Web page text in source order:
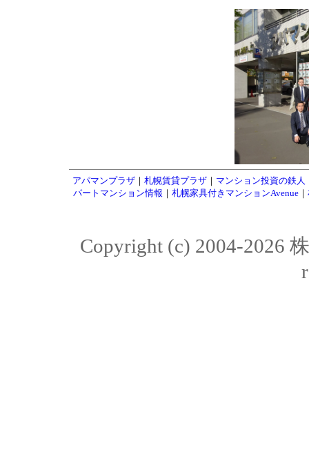
アパマンプラザ ｜ 札幌賃貸プラザ ｜ マンション投資の鉄人
パートマンション情報 ｜ 札幌家具付きマンションAvenue｜
Copyright (c) 2004-2026